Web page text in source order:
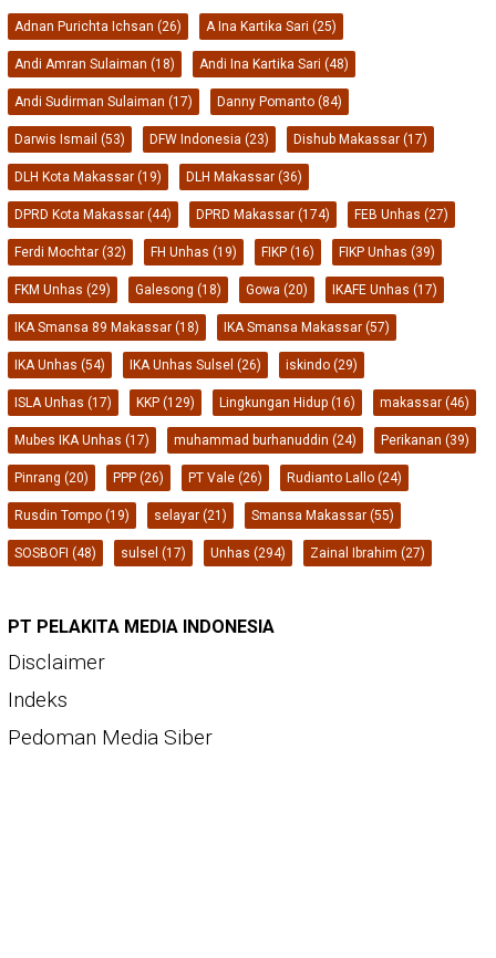
Adnan Purichta Ichsan (26) A Ina Kartika Sari (25)
Andi Amran Sulaiman (18) Andi Ina Kartika Sari (48)
Andi Sudirman Sulaiman (17) Danny Pomanto (84)
Darwis Ismail (53) DFW Indonesia (23) Dishub Makassar (17)
DLH Kota Makassar (19) DLH Makassar (36)
DPRD Kota Makassar (44) DPRD Makassar (174) FEB Unhas (27)
Ferdi Mochtar (32) FH Unhas (19) FIKP (16) FIKP Unhas (39)
FKM Unhas (29) Galesong (18) Gowa (20) IKAFE Unhas (17)
IKA Smansa 89 Makassar (18) IKA Smansa Makassar (57)
IKA Unhas (54) IKA Unhas Sulsel (26) iskindo (29)
ISLA Unhas (17) KKP (129) Lingkungan Hidup (16) makassar (46)
Mubes IKA Unhas (17) muhammad burhanuddin (24) Perikanan (39)
Pinrang (20) PPP (26) PT Vale (26) Rudianto Lallo (24)
Rusdin Tompo (19) selayar (21) Smansa Makassar (55)
SOSBOFI (48) sulsel (17) Unhas (294) Zainal Ibrahim (27)
PT PELAKITA MEDIA INDONESIA
Disclaimer
Indeks
Pedoman Media Siber